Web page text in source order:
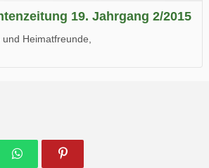
19. Jahrgang 2/2015
Heimatfreunde,